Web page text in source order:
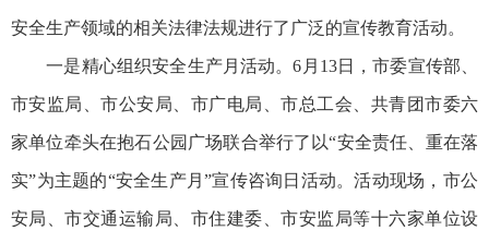
安全生产领域的相关法律法规进行了广泛的宣传教育活动。
一是精心组织安全生产月活动。6月13日，市委宣传部、
市安监局、市公安局、市广电局、市总工会、共青团市委六
家单位牵头在抱石公园广场联合举行了以“安全责任、重在落
实”为主题的“安全生产月”宣传咨询日活动。活动现场，市公
安局、市交通运输局、市住建委、市安监局等十六家单位设